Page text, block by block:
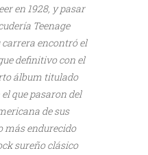
en 1928, y pasar
Teenage
carrera encontró el
definitivo con el
álbum titulado
el que pasaron del
de sus
más endurecido
sureño clásico